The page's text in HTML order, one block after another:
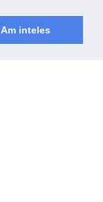
Am inteles